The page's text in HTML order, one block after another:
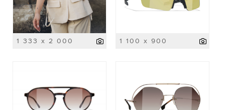
1 333 x 2 000 1 100 x 900